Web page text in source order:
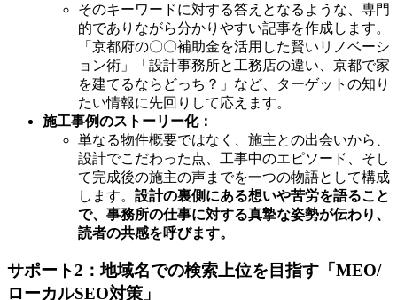
そのキーワードに対する答えとなるような、専門
的でありながら分かりやすい記事を作成します。
「京都府の〇〇補助金を活用した賢いリノベーシ
ョン術」「設計事務所と工務店の違い、京都で家
を建てるならどっち？」など、ターゲットの知り
たい情報に先回りして応えます。
施工事例のストーリー化：
単なる物件概要ではなく、施主との出会いから、
設計でこだわった点、工事中のエピソード、そし
て完成後の施主の声までを一つの物語として構成
します。 設計の裏側にある想いや苦労を語ること
で、事務所の仕事に対する真摯な姿勢が伝わり、
読者の共感を呼びます。
サポート2：地域名での検索上位を目指す「MEO/
ローカルSEO対策」